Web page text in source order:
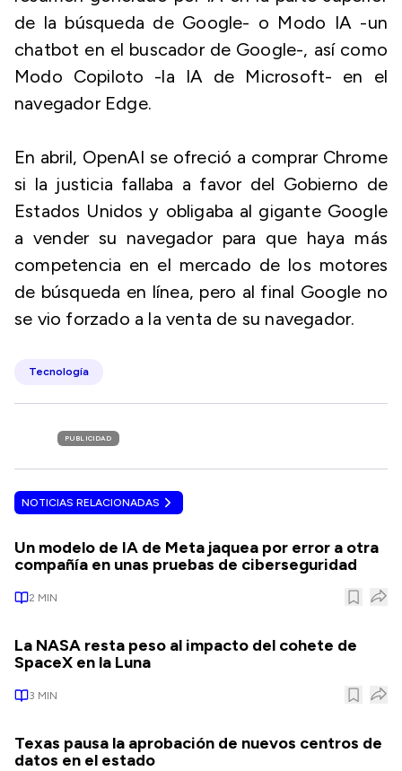
de la búsqueda de Google- o Modo IA -un
chatbot en el buscador de Google-, así como
Modo Copiloto -la IA de Microsoft- en el
navegador Edge.
En abril, OpenAI se ofreció a comprar Chrome
si la justicia fallaba a favor del Gobierno de
Estados Unidos y obligaba al gigante Google
a vender su navegador para que haya más
competencia en el mercado de los motores
de búsqueda en línea, pero al final Google no
se vio forzado a la venta de su navegador.
Tecnología
PUBLICIDAD
NOTICIAS RELACIONADAS
Un modelo de IA de Meta jaquea por error a otra
compañía en unas pruebas de ciberseguridad
2 MIN
La NASA resta peso al impacto del cohete de
SpaceX en la Luna
3 MIN
Texas pausa la aprobación de nuevos centros de
datos en el estado